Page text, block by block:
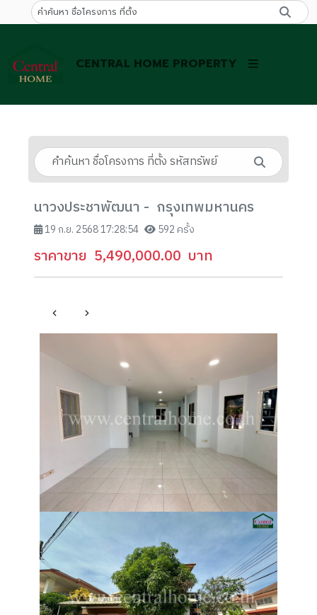
CENTRAL HOME PROPERTY
นาวงประชาพัฒนา - กรุงเทพมหานคร
19 ก.ย. 2568 17:28:54 592 ครั้ง
ราคาขาย 5,490,000.00 บาท